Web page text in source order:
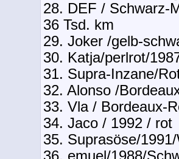
28. DEF / Schwarz-
36 Tsd. km
29. Joker /gelb-
30. Katja/perlrot/
31. Supra-Inzane/
32. Alonso /
33. Vla / Bordeaux-
34. Jaco / 1992 / rot
35. Suprasöse/